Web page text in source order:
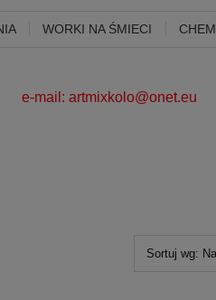
WORKI NA ŚMIECI
mail: artmixkolo@onet.eu
Sortuj wg: